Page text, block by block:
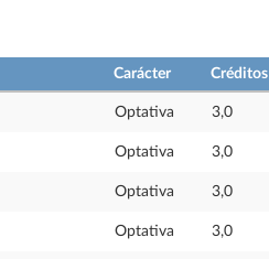
Carácter Créditos
Optativa 3,0
Optativa 3,0
Optativa 3,0
Optativa 3,0